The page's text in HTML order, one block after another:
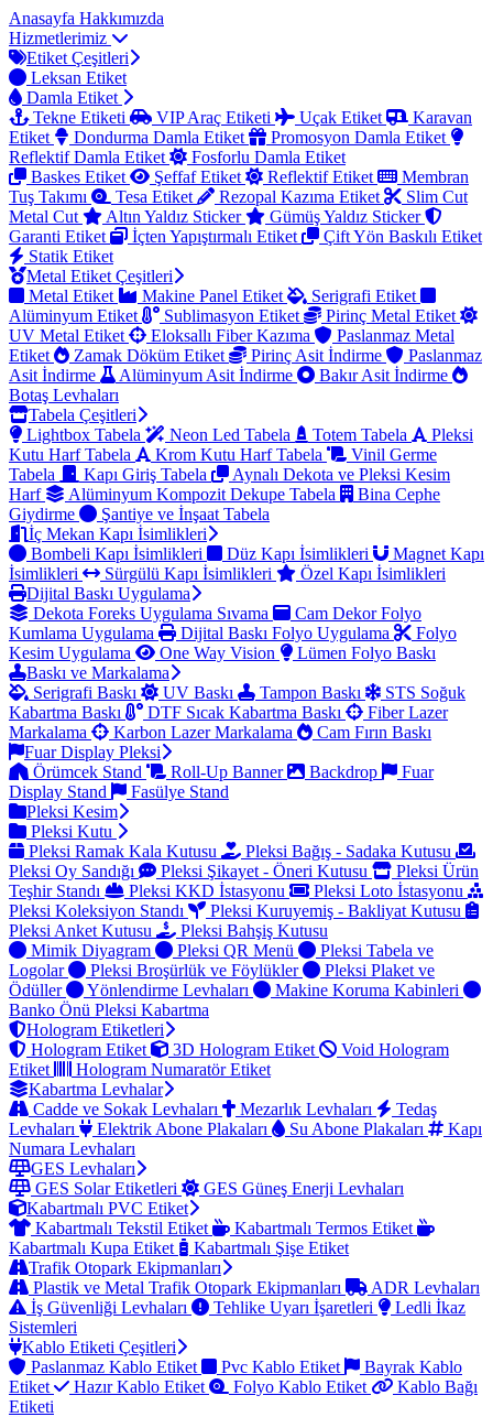
Anasayfa Hakkımızda
Hizmetlerimiz
Etiket Çeşitleri
Leksan Etiket
Damla Etiket
Tekne Etiketi
VIP Araç Etiketi Uçak Etiket
Karavan
Etiket
Dondurma Damla Etiket
Promosyon Damla Etiket
Reflektif Damla Etiket
Fosforlu Damla Etiket
Baskes Etiket
Şeffaf Etiket Reflektif Etiket
Membran
Tuş Takımı
Tesa Etiket Rezopal Kazıma Etiket
Slim Cut
Metal Cut
Altın Yaldız Sticker
Gümüş Yaldız Sticker
Garanti Etiket
İçten Yapıştırmalı Etiket
Çift Yön Baskılı Etiket
Statik Etiket
Metal Etiket Çeşitleri
Metal Etiket
Makine Panel Etiket
Serigrafi Etiket
Alüminyum Etiket
Sublimasyon Etiket
Pirinç Metal Etiket
UV Metal Etiket
Eloksallı Fiber Kazıma
Paslanmaz Metal
Etiket
Zamak Döküm Etiket Pirinç Asit İndirme
Paslanmaz
Asit İndirme
Alüminyum Asit İndirme
Bakır Asit İndirme
Botaş Levhaları
Tabela Çeşitleri
Lightbox Tabela
Neon Led Tabela Totem Tabela
Pleksi
Kutu Harf Tabela
Krom Kutu Harf Tabela
Vinil Germe
Tabela
Kapı Giriş Tabela
Aynalı Dekota ve Pleksi Kesim
Harf
Alüminyum Kompozit Dekupe Tabela
Bina Cephe
Giydirme
Şantiye ve İnşaat Tabela
İç Mekan Kapı İsimlikleri
Bombeli Kapı İsimlikleri
Düz Kapı İsimlikleri
Magnet Kapı
İsimlikleri
Sürgülü Kapı İsimlikleri
Özel Kapı İsimlikleri
Dijital Baskı Uygulama
Dekota Foreks Uygulama Sıvama
Cam Dekor Folyo
Kumlama Uygulama
Dijital Baskı Folyo Uygulama
Folyo
Kesim Uygulama
One Way Vision
Lümen Folyo Baskı
Baskı ve Markalama
Serigrafi Baskı
UV Baskı Tampon Baskı
STS Soğuk
Kabartma Baskı
DTF Sıcak Kabartma Baskı
Fiber Lazer
Markalama
Karbon Lazer Markalama
Cam Fırın Baskı
Fuar Display Pleksi
Örümcek Stand
Roll-Up Banner Backdrop
Fuar
Display Stand
Fasülye Stand
Pleksi Kesim
Pleksi Kutu
Pleksi Ramak Kala Kutusu
Pleksi Bağış - Sadaka Kutusu
Pleksi Oy Sandığı
Pleksi Şikayet - Öneri Kutusu
Pleksi Ürün
Teşhir Standı
Pleksi KKD İstasyonu
Pleksi Loto İstasyonu
Pleksi Koleksiyon Standı
Pleksi Kuruyemiş - Bakliyat Kutusu
Pleksi Anket Kutusu
Pleksi Bahşiş Kutusu
Mimik Diyagram
Pleksi QR Menü
Pleksi Tabela ve
Logolar
Pleksi Broşürlük ve Föylükler
Pleksi Plaket ve
Ödüller
Yönlendirme Levhaları
Makine Koruma Kabinleri
Banko Önü Pleksi Kabartma
Hologram Etiketleri
Hologram Etiket
3D Hologram Etiket
Void Hologram
Etiket
Hologram Numaratör Etiket
Kabartma Levhalar
Cadde ve Sokak Levhaları
Mezarlık Levhaları
Tedaş
Levhaları
Elektrik Abone Plakaları Su Abone Plakaları
Kapı
Numara Levhaları
GES Levhaları
GES Solar Etiketleri
GES Güneş Enerji Levhaları
Kabartmalı PVC Etiket
Kabartmalı Tekstil Etiket
Kabartmalı Termos Etiket
Kabartmalı Kupa Etiket
Kabartmalı Şişe Etiket
Trafik Otopark Ekipmanları
Plastik ve Metal Trafik Otopark Ekipmanları
ADR Levhaları
İş Güvenliği Levhaları
Tehlike Uyarı İşaretleri
Ledli İkaz
Sistemleri
Kablo Etiketi Çeşitleri
Paslanmaz Kablo Etiket
Pvc Kablo Etiket
Bayrak Kablo
Etiket
Hazır Kablo Etiket Folyo Kablo Etiket
Kablo Bağı
Etiketi